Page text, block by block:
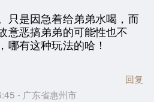
只是因急着给弟弟水喝，而
意恶搞弟弟的可能性也不
哪有这种玩法的哈！
- 广东省惠州市
回复